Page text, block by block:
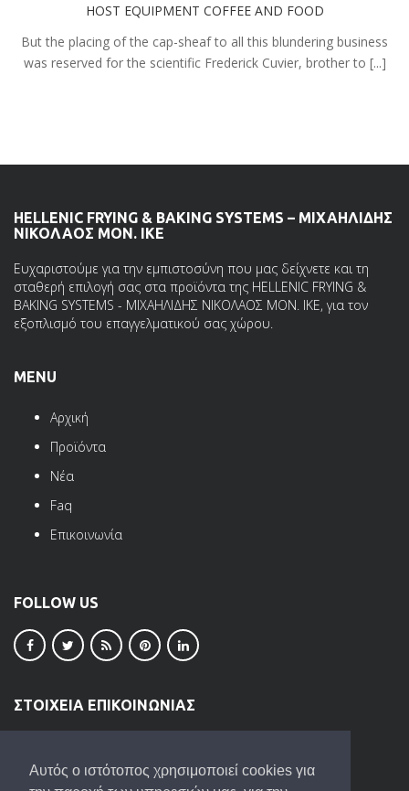
Αυτός ο ιστότοπος χρησιμοποιεί cookies για
HOST EQUIPMENT COFFEE AND FOOD
But the placing of the cap-sheaf to all this blundering business
was reserved for the scientific Frederick Cuvier, brother to [...]
HELLENIC FRYING & BAKING SYSTEMS – ΜΙΧΑΗΛΙΔΗΣ
ΝΙΚΟΛΑΟΣ ΜΟΝ. ΙΚΕ
Ευχαριστούμε για την εμπιστοσύνη που μας δείχνετε και τη
σταθερή επιλογή σας στα προϊόντα της HELLENIC FRYING &
BAKING SYSTEMS - ΜΙΧΑΗΛΙΔΗΣ ΝΙΚΟΛΑΟΣ ΜΟΝ. ΙΚΕ, για τον
εξοπλισμό του επαγγελματικού σας χώρου.
MENU
Αρχική
Προϊόντα
Νέα
Faq
Επικοινωνία
FOLLOW US
ΣΤΟΙΧΕΙΑ ΕΠΙΚΟΙΝΩΝΙΑΣ
Τ.Κ. 57013